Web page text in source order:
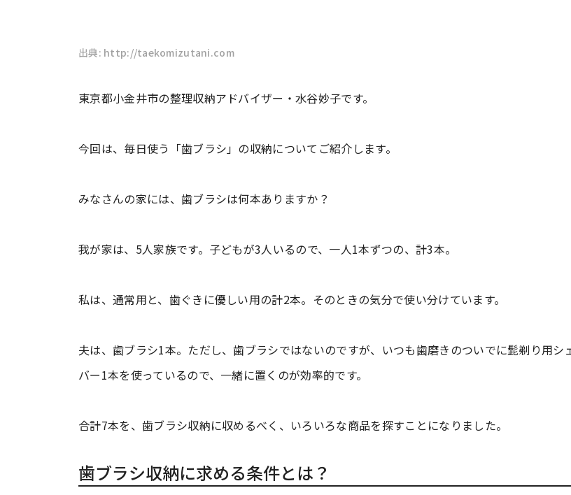
出典: http://taekomizutani.com
東京都小金井市の整理収納アドバイザー・水谷妙子です。
今回は、毎日使う「歯ブラシ」の収納についてご紹介します。
みなさんの家には、歯ブラシは何本ありますか？
我が家は、5人家族です。子どもが3人いるので、一人1本ずつの、計3本。
私は、通常用と、歯ぐきに優しい用の計2本。そのときの気分で使い分けています。
夫は、歯ブラシ1本。ただし、歯ブラシではないのですが、いつも歯磨きのついでに髭剃り用シ
バー1本を使っているので、一緒に置くのが効率的です。
合計7本を、歯ブラシ収納に収めるべく、いろいろな商品を探すことになりました。
歯ブラシ収納に求める条件とは？